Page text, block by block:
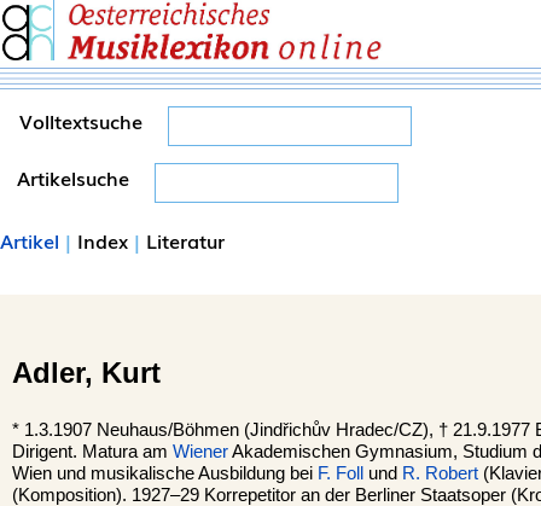
Volltextsuche
Artikelsuche
Artikel | Index | Literatur
Adler, Kurt
* 1.3.1907 Neuhaus/Böhmen (Jindřichův Hradec/CZ), † 21.9.1977
Dirigent. Matura am WienerAkademischen Gymnasium, Studium
Wien und musikalische Ausbildung bei F. Foll und R. Robert
(Komposition). 1927–29 Korrepetitor an der Berliner Staatsoper